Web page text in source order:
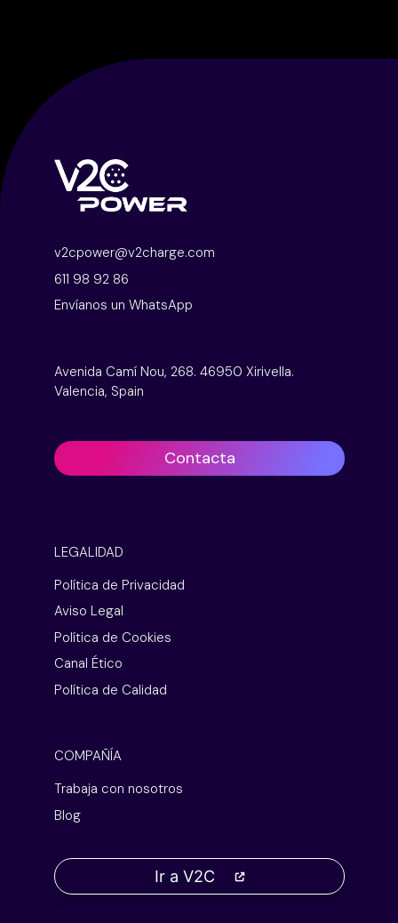
v2cpower@v2charge.com
611 98 92 86
Envíanos un WhatsApp
Avenida Camí Nou, 268. 46950 Xirivella.
Valencia, Spain
Contacta
LEGALIDAD
Política de Privacidad
Aviso Legal
Política de Cookies
Canal Ético
Política de Calidad
COMPAÑÍA
Trabaja con nosotros
Blog
Ir a V2C